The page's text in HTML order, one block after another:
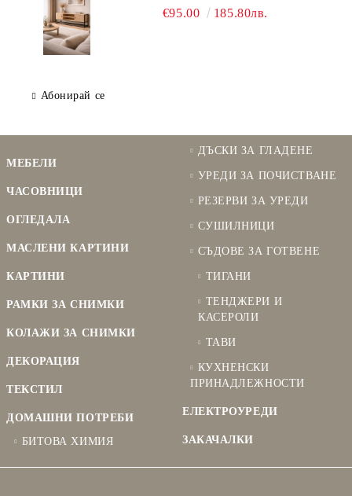
€95.00 185.80лв.
Абонирай се
МЕБЕЛИ
ЧАСОВНИЦИ
ОГЛЕДАЛА
МАСЛЕНИ КАРТИНИ
КАРТИНИ
РАМКИ ЗА СНИМКИ
КОЛАЖИ ЗА СНИМКИ
ДЕКОРАЦИЯ
ТЕКСТИЛ
ДОМАШНИ ПОТРЕБИ
БИТОВА ХИМИЯ
ДЪСКИ ЗА ГЛАДЕНЕ
УРЕДИ ЗА ПОЧИСТВАНЕ
РЕЗЕРВИ ЗА УРЕДИ
СУШИЛНИЦИ
СЪДОВЕ ЗА ГОТВЕНЕ
ТИГАНИ
ТЕНДЖЕРИ И
КАСЕРОЛИ
ТАВИ
КУХНЕНСКИ
ПРИНАДЛЕЖНОСТИ
ЕЛЕКТРОУРЕДИ
ЗАКАЧАЛКИ